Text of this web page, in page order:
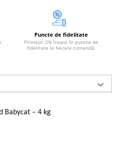
Puncte de fidelitate
Primești 2% înapoi în puncte de
fidelitate la fiecare comandă.
Babycat – 4 kg